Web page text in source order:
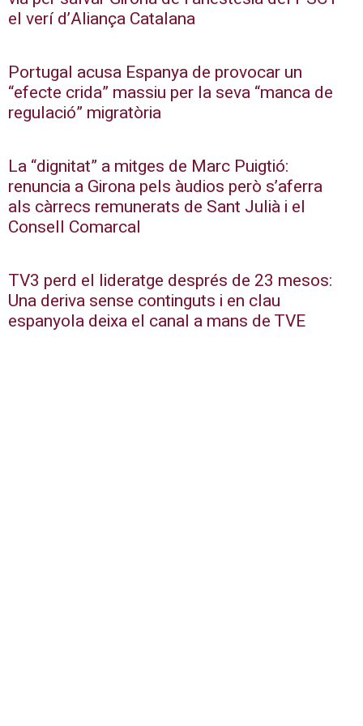
el verí d’Aliança Catalana
Portugal acusa Espanya de provocar un
“efecte crida” massiu per la seva “manca de
regulació” migratòria
La “dignitat” a mitges de Marc Puigtió:
renuncia a Girona pels àudios però s’aferra
als càrrecs remunerats de Sant Julià i el
Consell Comarcal
TV3 perd el lideratge després de 23 mesos:
Una deriva sense continguts i en clau
espanyola deixa el canal a mans de TVE